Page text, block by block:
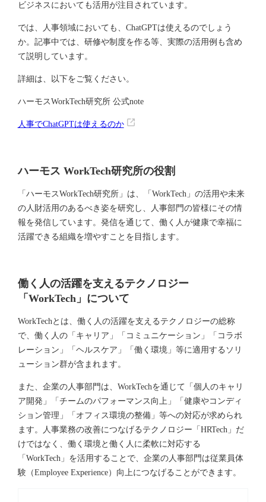
ビジネスにおいても活用が注目されています。
では、人事領域においても、ChatGPTは使えるのでしょう
か。記事中では、研修や制度を作る等、実際の活用例も含め
て説明しています。
詳細は、以下をご覧ください。
ハーモスWorkTech研究所 公式note
人事でChatGPTは使えるのか
ハーモス WorkTech研究所の役割
「ハーモスWorkTech研究所」は、「WorkTech」の活用や未来
の人財活用のあるべき姿を研究し、人事部門の皆様にその情
報を発信しています。発信を通じて、働く人が健康で幸福に
活躍できる組織を増やすことを目指します。
働く人の活躍を支えるテクノロジー
「WorkTech」について
WorkTechとは、働く人の活躍を支えるテクノロジーの総称
で、働く人の「キャリア」「コミュニケーション」「コラボ
レーション」「ヘルスケア」「働く環境」等に適用するソリ
ューション群が含まれます。
また、企業の人事部門は、WorkTechを通じて「個人のキャリ
ア開発」「チームのパフォーマンス向上」「健康やコンディ
ション管理」「オフィス環境の整備」等への対応が求められ
ます。人事業務の改善につなげるテクノロジー「HRTech」だ
けではなく、働く環境と働く人に柔軟に対応する
「WorkTech」を活用することで、企業の人事部門は従業員体
験（Employee Experience）向上につなげることができます。